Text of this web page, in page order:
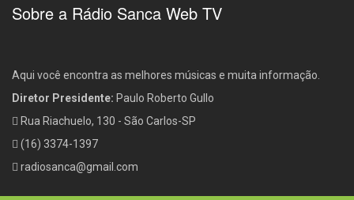
Sobre a Rádio Sanca Web TV
Aqui você encontra as melhores músicas e muita informação.
Diretor Presidente: Paulo Roberto Gullo
Rua Riachuelo, 130 - São Carlos-SP
(16) 3374-1397
radiosanca@gmail.com